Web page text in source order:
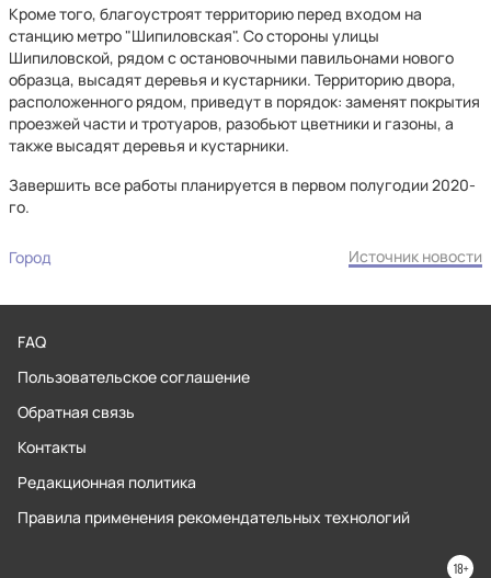
Кроме того, благоустроят территорию перед входом на
станцию метро "Шипиловская". Со стороны улицы
Шипиловской, рядом с остановочными павильонами нового
образца, высадят деревья и кустарники. Территорию двора,
расположенного рядом, приведут в порядок: заменят покрытия
проезжей части и тротуаров, разобьют цветники и газоны, а
также высадят деревья и кустарники.
Завершить все работы планируется в первом полугодии 2020-
го.
Город Источник новости
FAQ
Пользовательское соглашение
Обратная связь
Контакты
Редакционная политика
Правила применения рекомендательных технологий